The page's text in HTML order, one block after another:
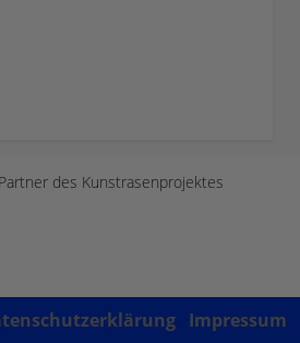
des Kunstrasenprojektes
Impressum